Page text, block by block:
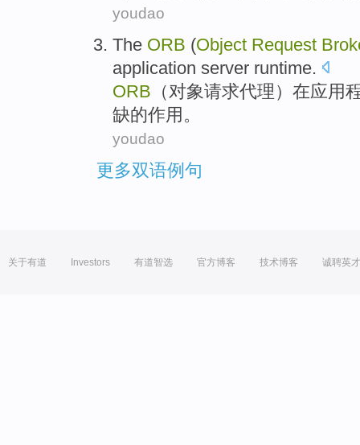
youdao
The ORB (Object Request
application server runtime.
ORB （对象请求代理 ） 在应用
缺的作用 。
youdao
更多双语例句
关于有道 Investors 有道智选 官方博客 技术博客 诚聘英才